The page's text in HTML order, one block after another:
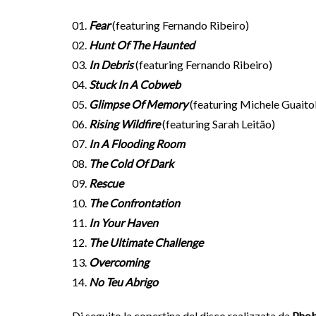
01. Fear(featuring Fernando Ribeiro)
02. Hunt Of The Haunted
03. In Debris(featuring Fernando Ribeiro)
04. Stuck In A Cobweb
05. Glimpse Of Memory(featuring Michele
06. Rising Wildfire(featuring Sarah Leitão)
07. In A Flooding Room
08. The Cold Of Dark
09. Rescue
10. The Confrontation
11. In Your Haven
12. The Ultimate Challenge
13. Overcoming
14. No Teu Abrigo